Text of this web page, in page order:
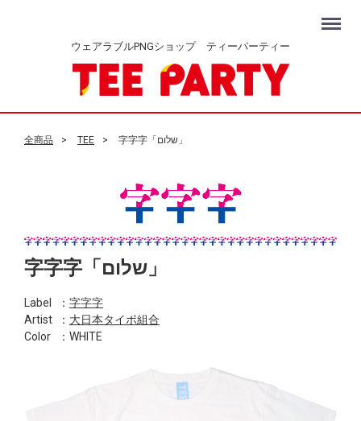
ウェアラブルPNGショップ ティーパーティー
Menu
全商品 TEE 字字字「שלום」
字字字「שלום」
Label ： 字字字
Artist
： 大日本タイポ組合
Color
：WHITE